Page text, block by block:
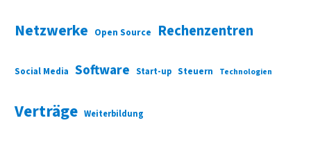
Netzwerke Open Source Rechenzentren
Social Media Software Start-up Steuern Technologien
Verträge Weiterbildung